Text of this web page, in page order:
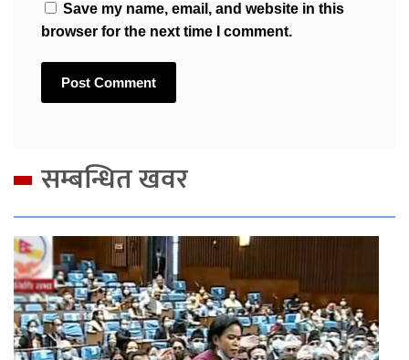
Save my name, email, and website in this
browser for the next time I comment.
सम्बन्धित खवर